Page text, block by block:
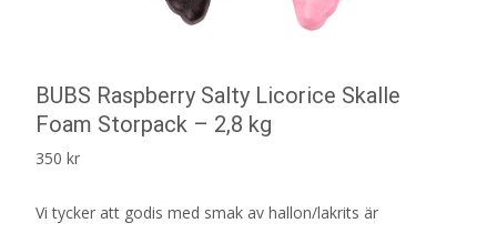
BUBS Raspberry Salty Licorice Skalle
Foam Storpack – 2,8 kg
350 kr
Vi tycker att godis med smak av hallon/lakrits är